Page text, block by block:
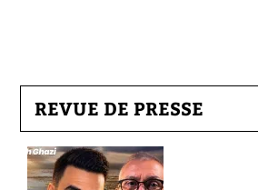
REVUE DE PRESSE